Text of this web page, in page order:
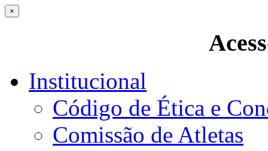
×
Institucional
Código de Ética e
Comissão de Atletas